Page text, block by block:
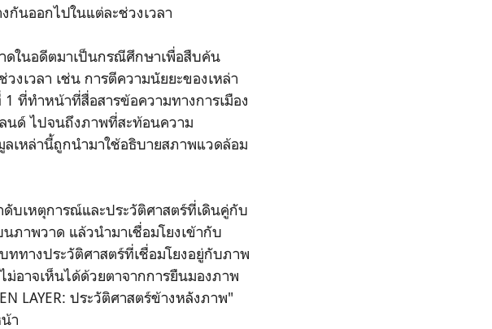
นออกไปในแต่ละช่วงเวลา
ดในอดีตมาเป็นกรณีศึกษาเพื่อสืบค้น
เวลา เช่น การตีความนัยยะของเหล่า
ที่ทำหน้าที่สื่อสารข้อความทางการเมือง
นด์ ไปจนถึงภาพที่สะท้อนความ
ลเหล่านี้ถูกนำมาใช้อธิบายสภาพแวดล้อม
ดับเหตุการณ์และประวัติศาสตร์ที่เดินคู่กับ
ภาพวาด แล้วนำมาเชื่อมโยงเข้ากับ
ททางประวัติศาสตร์ที่เชื่อมโยงอยู่กับภาพ
ม่อาจเห็นได้ด้วยตาจากการยืนมองภาพ
LAYER: ประวัติศาสตร์ข้างหลังภาพ"
า